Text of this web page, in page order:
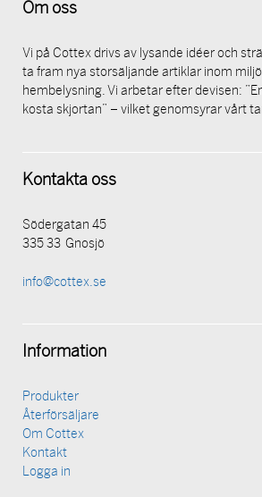
Om oss
Vi på Cottex drivs av lysande idéer och
ta fram nya storsäljande artiklar inom
hembelysning. Vi arbetar efter devisen:
kosta skjortan” – vilket genomsyrar vårt
Kontakta oss
Södergatan 45
335 33 Gnosjö
info@cottex.se
Information
Produkter
Återförsäljare
Om Cottex
Kontakt
Logga in